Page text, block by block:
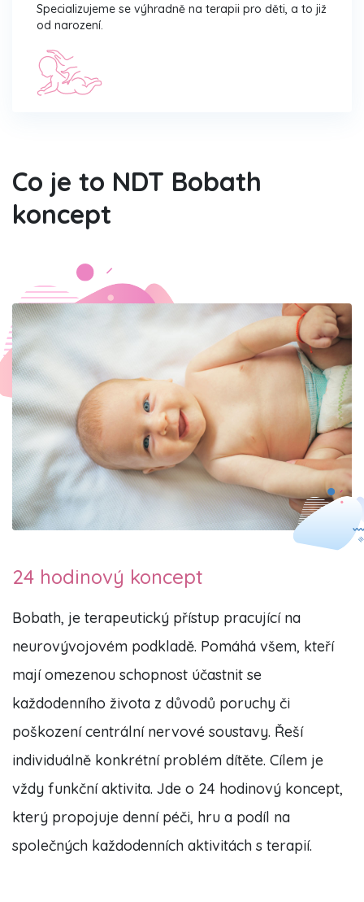
Specializujeme se výhradně na terapii pro děti, a to již
od narození.
Co je to NDT Bobath
koncept
24 hodinový koncept
Bobath, je terapeutický přístup pracující na
neurovývojovém podkladě. Pomáhá všem, kteří
mají omezenou schopnost účastnit se
každodenního života z důvodů poruchy či
poškození centrální nervové soustavy. Řeší
individuálně konkrétní problém dítěte. Cílem je
vždy funkční aktivita. Jde o 24 hodinový koncept,
který propojuje denní péči, hru a podíl na
společných každodenních aktivitách s terapií.